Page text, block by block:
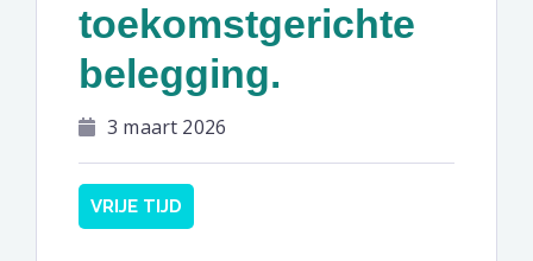
toekomstgerichte
belegging.
3 maart 2026
VRIJE TIJD